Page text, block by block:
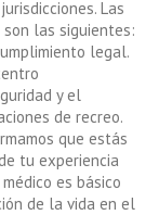
Las
las siguientes:
legal.
y el
de recreo.
que estás
tu experiencia
es básico
de la vida en el